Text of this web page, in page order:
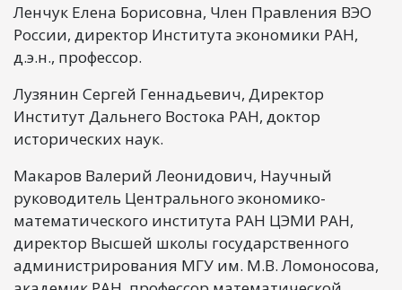
Ленчук Елена Борисовна, Член Правления ВЭО
России, директор Института экономики РАН,
д.э.н., профессор.
Лузянин Сергей Геннадьевич, Директор
Институт Дальнего Востока РАН, доктор
исторических наук.
Макаров Валерий Леонидович, Научный
руководитель Центрального экономико-
математического института РАН ЦЭМИ РАН,
директор Высшей школы государственного
администрирования МГУ им. М.В. Ломоносова,